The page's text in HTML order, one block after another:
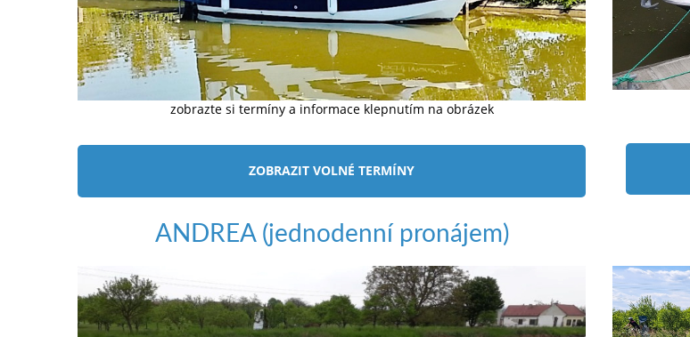
zobrazte si termíny a informace klepnutím na obrázek
ZOBRAZIT VOLNÉ TERMÍNY
ANDREA (jednodenní pronájem)